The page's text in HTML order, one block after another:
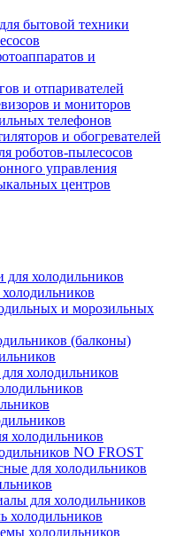
бытовой техники
и
и отпаривателей
и мониторов
телефонов
и обогревателей
роботов-пылесосов
управления
центров
для холодильников
и морозильных
(балконы)
холодильников
холодильников
NO FROST
для холодильников
для холодильников
холодильников
холодильников